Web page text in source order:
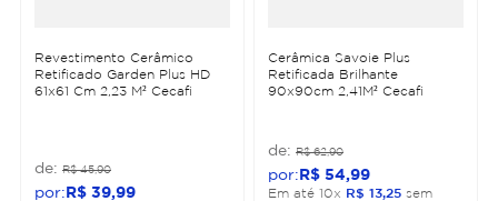
Revestimento Cerâmico
Retificado Garden Plus HD
61x61 Cm 2,23 M² Cecafi
R$ 45,90
R$ 39 99
Cerâmica Savoie Plus
Retificada Brilhante
90x90cm 2,41M² Cecafi
R$ 62,90
R$ 54 99
Em até 10x R$ 13 25 sem